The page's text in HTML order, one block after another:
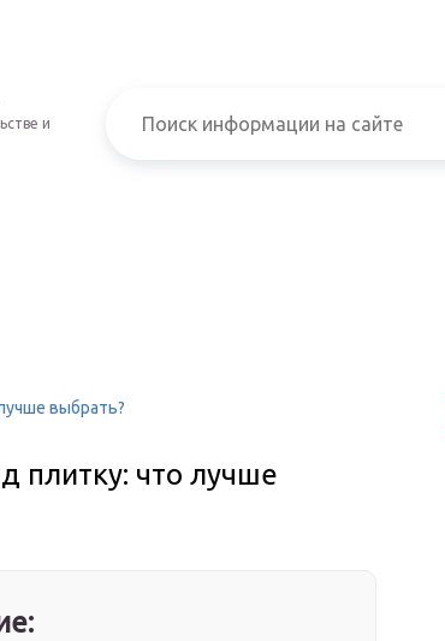
и
выбрать?
плитку: что лучше